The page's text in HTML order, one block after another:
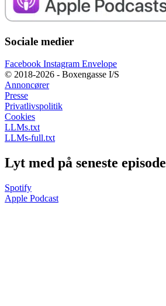
Sociale medier
Facebook Instagram Envelope
© 2018-2026 - Boxengasse I/S
Annoncører
Presse
Privatlivspolitik
Cookies
LLMs.txt
LLMs-full.txt
Lyt med på seneste episode
Spotify
Apple Podcast